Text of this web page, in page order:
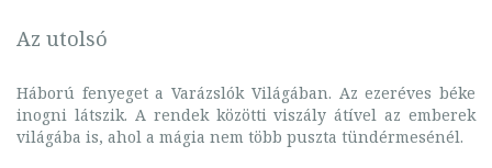
Az utolsó
Háború fenyeget a Varázslók Világában. Az ezeréves béke
inogni látszik. A rendek közötti viszály átível az emberek
világába is, ahol a mágia nem több puszta tündérmesénél.